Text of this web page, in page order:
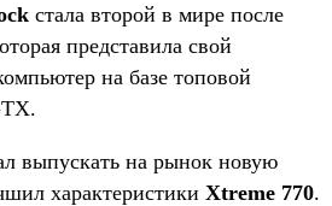
стала второй в мире после
представила свой
на базе топовой
выпускать на рынок новую
характеристики Xtreme 770.